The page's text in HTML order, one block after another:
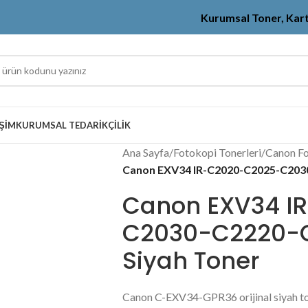
Kurumsal Toner,
KURUMSAL TEDARIKÇILIK
Ana Sayfa/Fotokopi Tonerleri/Canon
Canon EXV34 IR-C2020-C2025-
Canon EXV34
C2030-C2220-
Siyah Toner
Canon C-EXV34-GPR36 orijinal siyah